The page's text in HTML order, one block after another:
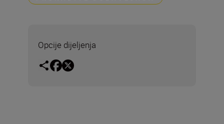
Opcije dijeljenja